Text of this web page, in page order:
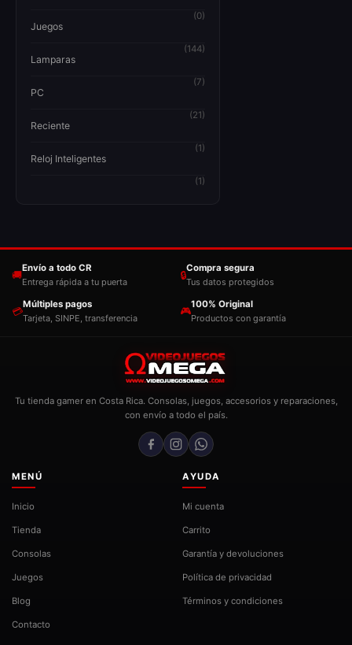
(0)
Juegos
(144)
Lamparas
(7)
PC
(21)
Reciente
(1)
Reloj Inteligentes
(1)
🚚
Envío a todo CR
Entrega rápida a tu puerta
🔒
Compra segura
Tus datos protegidos
💳
Múltiples pagos
Tarjeta, SINPE, transferencia
🎮
100% Original
Productos con garantía
Tu tienda gamer en Costa Rica. Consolas, juegos, accesorios y reparaciones,
con envío a todo el país.
MENÚ
Inicio
Tienda
Consolas
Juegos
Blog
Contacto
AYUDA
Mi cuenta
Carrito
Garantía y devoluciones
Política de privacidad
Términos y condiciones